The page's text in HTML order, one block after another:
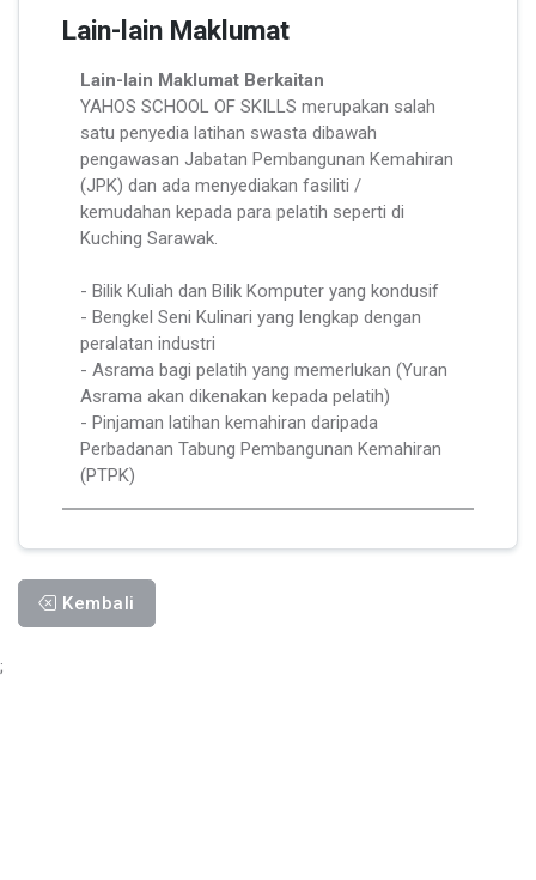
Lain-lain Maklumat
Lain-lain Maklumat Berkaitan
YAHOS SCHOOL OF SKILLS merupakan salah
satu penyedia latihan swasta dibawah
pengawasan Jabatan Pembangunan Kemahiran
(JPK) dan ada menyediakan fasiliti /
kemudahan kepada para pelatih seperti di
Kuching Sarawak.
- Bilik Kuliah dan Bilik Komputer yang kondusif
- Bengkel Seni Kulinari yang lengkap dengan
peralatan industri
- Asrama bagi pelatih yang memerlukan (Yuran
Asrama akan dikenakan kepada pelatih)
- Pinjaman latihan kemahiran daripada
Perbadanan Tabung Pembangunan Kemahiran
(PTPK)
Kembali
;